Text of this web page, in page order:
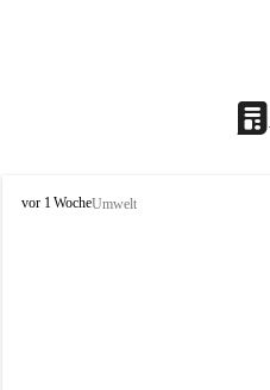
V
vor 1 WocheUmwelt